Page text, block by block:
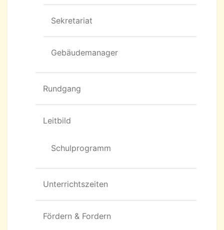
Sekretariat
Gebäudemanager
Rundgang
Leitbild
Schulprogramm
Unterrichtszeiten
Fördern & Fordern